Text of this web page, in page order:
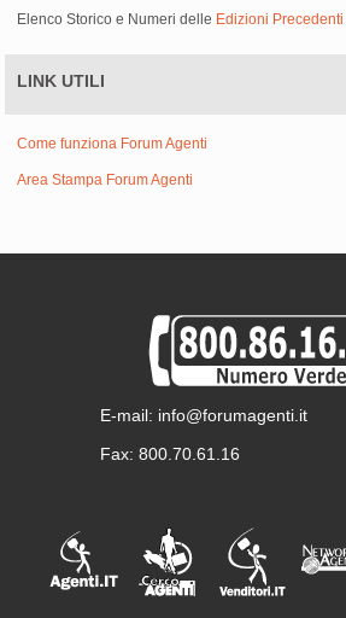
Elenco Storico e Numeri delle Edizioni Precedenti
LINK UTILI
Come funziona Forum Agenti
Area Stampa Forum Agenti
E-mail: info@forumagenti.it
Fax: 800.70.61.16